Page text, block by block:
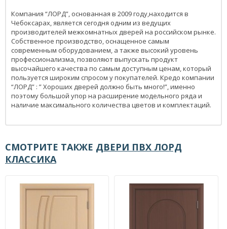
Компания “ЛОРД”, основанная в 2009 году,находится в
Чебоксарах, является сегодня одним из ведущих
производителей межкомнатных дверей на российском рынке.
Собственное производство, оснащенное самым
современным оборудованием, а также высокий уровень
профессионализма, позволяют выпускать продукт
высочайшего качества по самым доступным ценам, который
пользуется широким спросом у покупателей. Кредо компании
“ЛОРД” : ” Хороших дверей должно быть много!”, именно
поэтому большой упор на расширение модельного ряда и
наличие максимального количества цветов и комплектаций.
СМОТРИТЕ ТАКЖЕ ДВЕРИ ПВХ ЛОРД
КЛАССИКА